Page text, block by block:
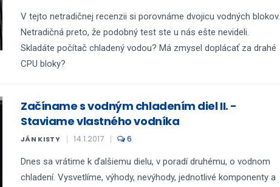
V tejto netradičnej recenzii si porovnáme dvojicu vodných blokov.
Netradičná preto, že podobný test ste u nás ešte nevideli.
Skladáte počítač chladený vodou? Má zmysel doplácať za drahé
CPU bloky?
Začíname s vodným chladením diel II. -
Staviame vlastného vodníka
JÁN KISTY 14.1.2017 6
Dnes sa vrátime k ďalšiemu dielu, v poradí druhému, o vodnom
chladení. Vysvetlíme, výhody, nevýhody, jednotlivé komponenty a